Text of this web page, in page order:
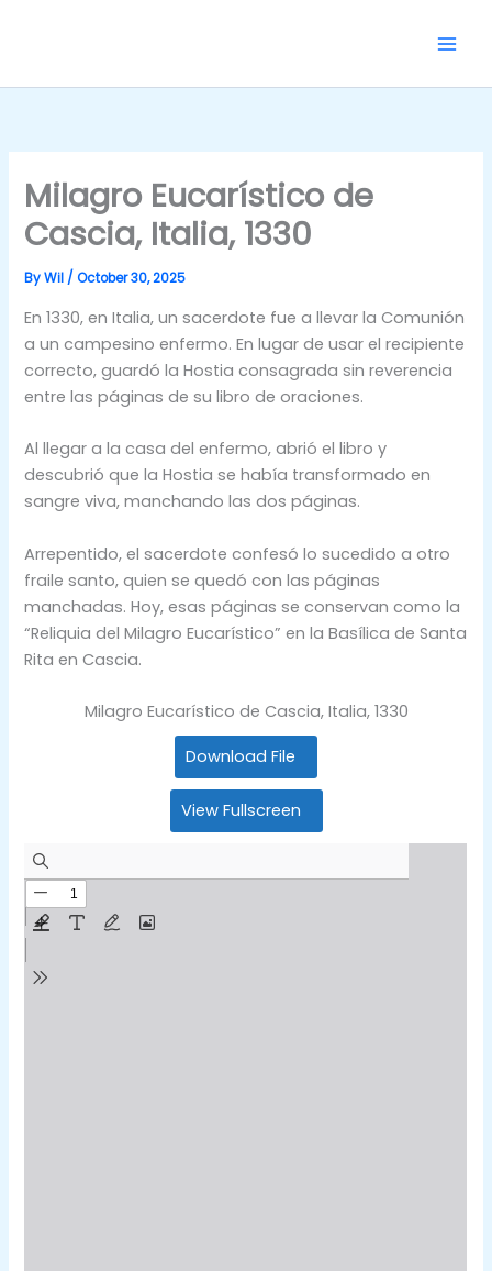
Milagro Eucarístico de
Cascia, Italia, 1330
ByWil /October 30, 2025
En 1330, en Italia, un sacerdote fue a llevar la Comunión
a un campesino enfermo. En lugar de usar el recipiente
correcto, guardó la Hostia consagrada sin reverencia
entre las páginas de su libro de oraciones.
Al llegar a la casa del enfermo, abrió el libro y
descubrió que la Hostia se había transformado en
sangre viva, manchando las dos páginas.
Arrepentido, el sacerdote confesó lo sucedido a otro
fraile santo, quien se quedó con las páginas
manchadas. Hoy, esas páginas se conservan como la
“Reliquia del Milagro Eucarístico” en la Basílica de Santa
Rita en Cascia.
Milagro Eucarístico de Cascia, Italia, 1330
Download File
View Fullscreen